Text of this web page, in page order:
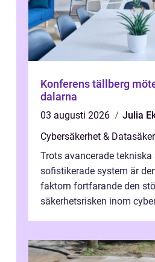
Konferens tällberg möten i hjärtat av
dalarna
03 augusti 2026
Julia
Cybersäkerhet &
Trots avancerade tekniska
sofistikerade system är
faktorn fortfarande den
säkerhetsrisken inom